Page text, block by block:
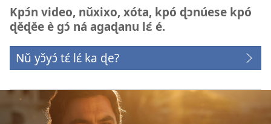
Kpɔ́n video, nǔxixo, xóta, kpó ɖɔnúese kpó
ɖěɖěe è gɔ́ ná agaɖanu lɛ́ é.
Nǔ yɔ̌yɔ́ tɛ́ lɛ́ ka ɖe?